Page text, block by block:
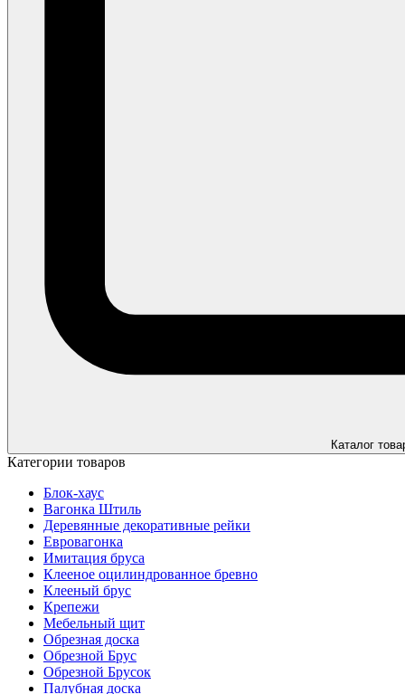
Каталог
Категории товаров
Блок-хаус
Вагонка Штиль
Деревянные декоративные рейки
Евровагонка
Имитация бруса
Клееное оцилиндрованное бревно
Клееный брус
Крепежи
Мебельный щит
Обрезная доска
Обрезной Брус
Обрезной Брусок
Палубная доска